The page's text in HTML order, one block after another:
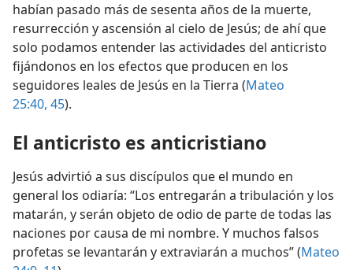
habían pasado más de sesenta años de la muerte,
resurrección y ascensión al cielo de Jesús; de ahí que
solo podamos entender las actividades del anticristo
fijándonos en los efectos que producen en los
seguidores leales de Jesús en la Tierra (Mateo
25:40, 45).
El anticristo es anticristiano
Jesús advirtió a sus discípulos que el mundo en
general los odiaría: “Los entregarán a tribulación y los
matarán, y serán objeto de odio de parte de todas las
naciones por causa de mi nombre. Y muchos falsos
profetas se levantarán y extraviarán a muchos” (Mateo